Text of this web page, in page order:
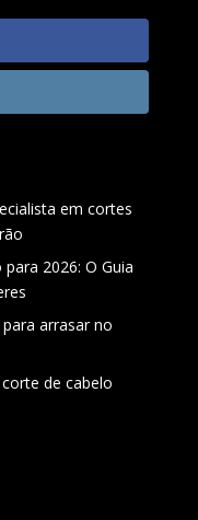
em cortes
2026: O Guia
arrasar no
de cabelo